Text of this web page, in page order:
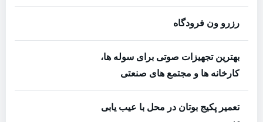
رزرو ون فرودگاه
بهترین تجهیزات صوتی برای سوله‌ ها،
کارخانه‌ ها و مجتمع‌ های صنعتی
تعمیر پکیج بوتان در محل با عیب یابی